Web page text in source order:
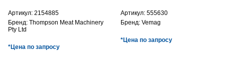
Артикул: 2154885
Бренд: Thompson Meat Machinery
Pty Ltd
*Цена по запросу
Артикул: 555630
Бренд: Vemag
*Цена по запросу